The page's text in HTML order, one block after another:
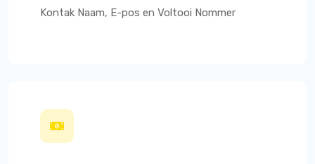
Kontak Naam, E-pos en Voltooi Nommer